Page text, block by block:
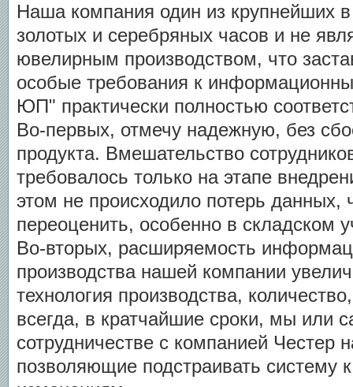
Наша компания один из крупнейших
золотых и серебряных часов и не
ювелирным производством, что
особые требования к
ЮП" практически полностью
Во-первых, отмечу надежную, без
продукта. Вмешательство
требовалось только на этапе
этом не происходило потерь данных,
переоценить, особенно в складском
Во-вторых, расширяемость
производства нашей компании
технология производства,
всегда, в кратчайшие сроки, мы или
сотрудничестве с компанией Честер
позволяющие подстраивать систему